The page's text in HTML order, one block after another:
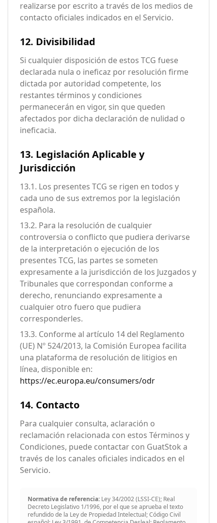
realizarse por escrito a través de los medios de
contacto oficiales indicados en el Servicio.
12. Divisibilidad
Si cualquier disposición de estos TCG fuese
declarada nula o ineficaz por resolución firme
dictada por autoridad competente, los
restantes términos y condiciones
permanecerán en vigor, sin que queden
afectados por dicha declaración de nulidad o
ineficacia.
13. Legislación Aplicable y
Jurisdicción
13.1. Los presentes TCG se rigen en todos y
cada uno de sus extremos por la legislación
española.
13.2. Para la resolución de cualquier
controversia o conflicto que pudiera derivarse
de la interpretación o ejecución de los
presentes TCG, las partes se someten
expresamente a la jurisdicción de los Juzgados y
Tribunales que correspondan conforme a
derecho, renunciando expresamente a
cualquier otro fuero que pudiera
corresponderles.
13.3. Conforme al artículo 14 del Reglamento
(UE) Nº 524/2013, la Comisión Europea facilita
una plataforma de resolución de litigios en
línea, disponible en:
https://ec.europa.eu/consumers/odr
14. Contacto
Para cualquier consulta, aclaración o
reclamación relacionada con estos Términos y
Condiciones, puede contactar con GuatStok a
través de los canales oficiales indicados en el
Servicio.
Normativa de referencia: Ley 34/2002 (LSSI-CE); Real
Decreto Legislativo 1/1996, por el que se aprueba el texto
refundido de la Ley de Propiedad Intelectual; Código Civil